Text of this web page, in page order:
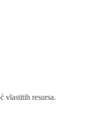
vlastitih resursa.